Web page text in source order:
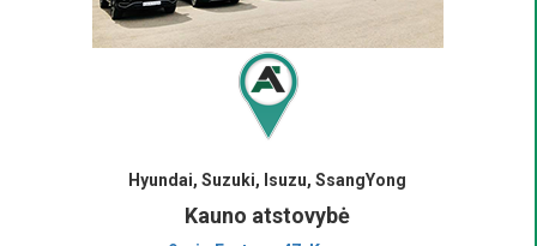
Hyundai, Suzuki, Isuzu, SsangYong
Kauno atstovybė